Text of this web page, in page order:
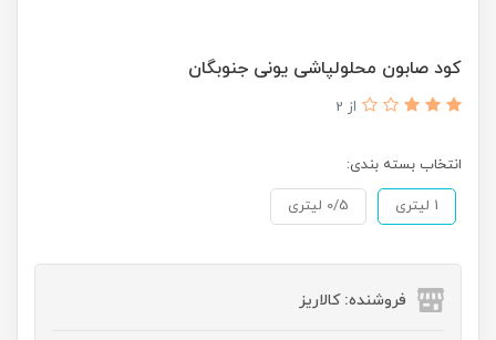
کود صابون محلولپاشی یونی جنوبگان
از 2
انتخاب بسته بندی:
1 لیتری 0/5 لیتری
فروشنده: کالاریز